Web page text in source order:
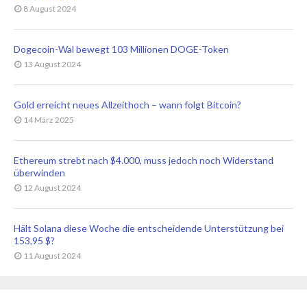
8 August 2024
Dogecoin-Wal bewegt 103 Millionen DOGE-Token
13 August 2024
Gold erreicht neues Allzeithoch – wann folgt Bitcoin?
14 März 2025
Ethereum strebt nach $4.000, muss jedoch noch Widerstand
überwinden
12 August 2024
Hält Solana diese Woche die entscheidende Unterstützung bei
153,95 $?
11 August 2024